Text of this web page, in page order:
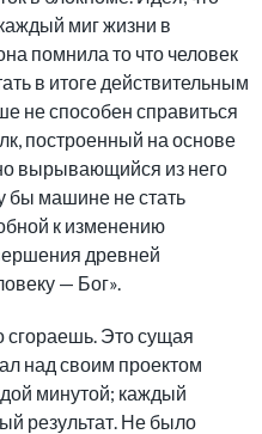
миг жизни в
помнила то что человек
в итоге действительным
не способен справиться
построенный на основе
вырывающийся из него
бы машине не стать
к изменению
древней
— Бог».
сгораешь. Это сущая
над своим проектом
минутой; каждый
результат. Не было